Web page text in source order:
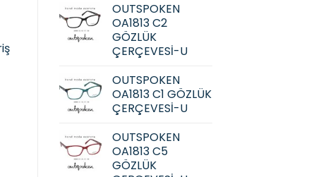
OUTSPOKEN
OA1813 C2
GÖZLÜK
ÇERÇEVESİ-U
OUTSPOKEN
OA1813 C1 GÖZLÜK
ÇERÇEVESİ-U
OUTSPOKEN
OA1813 C5
GÖZLÜK